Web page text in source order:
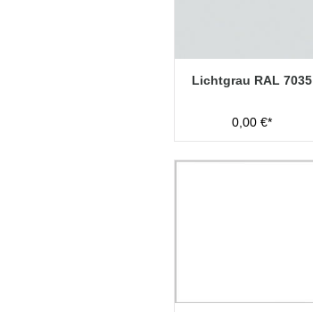
Lichtgrau RAL 7035
0,00 €*